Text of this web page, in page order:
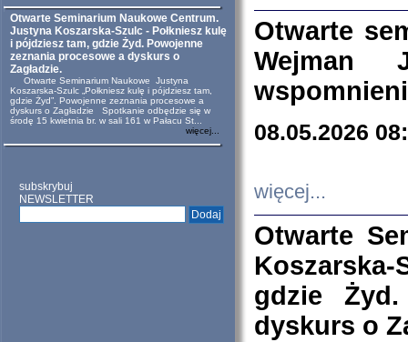
Otwarte Seminarium Naukowe Centrum.
Justyna Koszarska-Szulc - Połkniesz kulę
i pójdziesz tam, gdzie Żyd. Powojenne
zeznania procesowe a dyskurs o
Zagładzie.
Otwarte Seminarium Naukowe Justyna
Koszarska-Szulc „Połkniesz kulę i pójdziesz tam,
gdzie Żyd”. Powojenne zeznania procesowe a
dyskurs o Zagładzie Spotkanie odbędzie się w
środę 15 kwietnia br. w sali 161 w Pałacu St...
więcej...
subskrybuj
NEWSLETTER
Otwarte
Wejman
08.05.2026
więcej...
Otwarte
Koszarska-
gdzie
dyskurs o